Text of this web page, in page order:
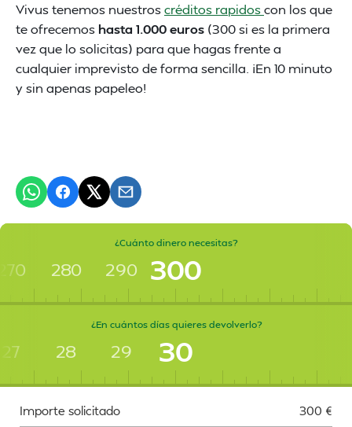
Vivus tenemos nuestroscréditos rapidoscon los que
te ofrecemos hasta 1.000 euros (300 si es la primera
vez que lo solicitas) para que hagas frente a
cualquier imprevisto de forma sencilla. ¡En 10 minuto
y sin apenas papeleo!
¿Cuánto dinero necesitas?
280 290 300
¿En cuántos días quieres devolverlo?
27 28 29 30
Importe solicitado 300 €